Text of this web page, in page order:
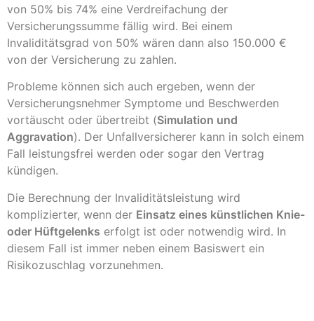
von 50% bis 74% eine Verdreifachung der
Versicherungssumme fällig wird. Bei einem
Invaliditätsgrad von 50% wären dann also 150.000 €
von der Versicherung zu zahlen.
Probleme können sich auch ergeben, wenn der
Versicherungsnehmer Symptome und Beschwerden
vortäuscht oder übertreibt (Simulation und
Aggravation). Der Unfallversicherer kann in solch einem
Fall leistungsfrei werden oder sogar den Vertrag
kündigen.
Die Berechnung der Invaliditätsleistung wird
komplizierter, wenn der Einsatz eines künstlichen Knie-
oder Hüftgelenks erfolgt ist oder notwendig wird. In
diesem Fall ist immer neben einem Basiswert ein
Risikozuschlag vorzunehmen.